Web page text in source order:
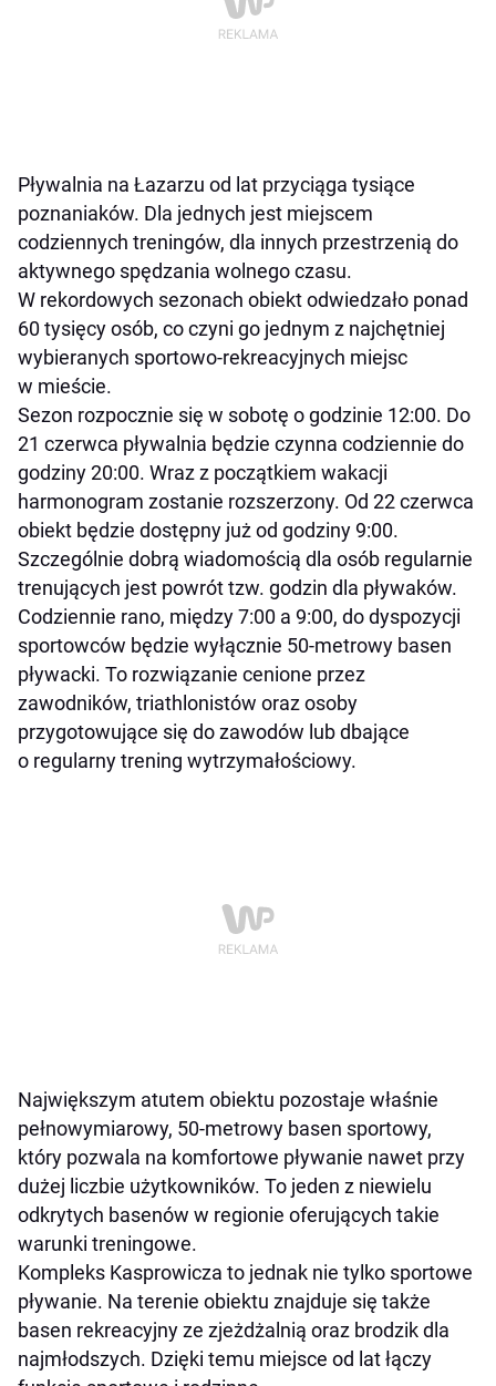
Pływalnia na Łazarzu od lat przyciąga tysiące
poznaniaków. Dla jednych jest miejscem
codziennych treningów, dla innych przestrzenią do
aktywnego spędzania wolnego czasu.
W rekordowych sezonach obiekt odwiedzało ponad
60 tysięcy osób, co czyni go jednym z najchętniej
wybieranych sportowo-rekreacyjnych miejsc
w mieście.
Sezon rozpocznie się w sobotę o godzinie 12:00. Do
21 czerwca pływalnia będzie czynna codziennie do
godziny 20:00. Wraz z początkiem wakacji
harmonogram zostanie rozszerzony. Od 22 czerwca
obiekt będzie dostępny już od godziny 9:00.
Szczególnie dobrą wiadomością dla osób regularnie
trenujących jest powrót tzw. godzin dla pływaków.
Codziennie rano, między 7:00 a 9:00, do dyspozycji
sportowców będzie wyłącznie 50-metrowy basen
pływacki. To rozwiązanie cenione przez
zawodników, triathlonistów oraz osoby
przygotowujące się do zawodów lub dbające
o regularny trening wytrzymałościowy.
Największym atutem obiektu pozostaje właśnie
pełnowymiarowy, 50-metrowy basen sportowy,
który pozwala na komfortowe pływanie nawet przy
dużej liczbie użytkowników. To jeden z niewielu
odkrytych basenów w regionie oferujących takie
warunki treningowe.
Kompleks Kasprowicza to jednak nie tylko sportowe
pływanie. Na terenie obiektu znajduje się także
basen rekreacyjny ze zjeżdżalnią oraz brodzik dla
najmłodszych. Dzięki temu miejsce od lat łączy